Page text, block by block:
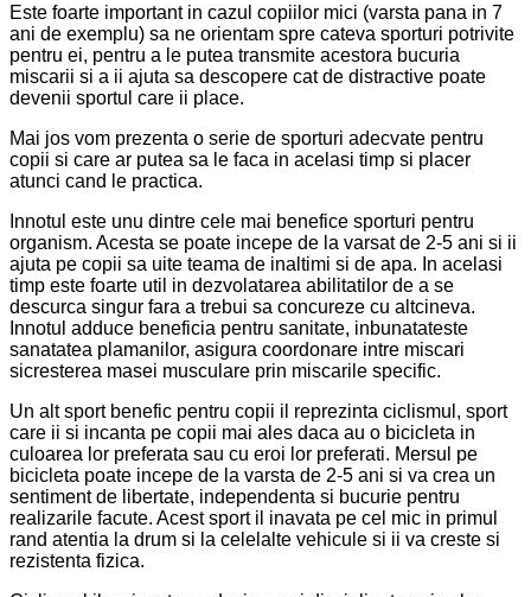
Este foarte important in cazul copiilor mici (varsta pana in 7
ani de exemplu) sa ne orientam spre cateva sporturi potrivite
pentru ei, pentru a le putea transmite acestora bucuria
miscarii si a ii ajuta sa descopere cat de distractive poate
devenii sportul care ii place.
Mai jos vom prezenta o serie de sporturi adecvate pentru
copii si care ar putea sa le faca in acelasi timp si placer
atunci cand le practica.
Innotul este unu dintre cele mai benefice sporturi pentru
organism. Acesta se poate incepe de la varsat de 2-5 ani si ii
ajuta pe copii sa uite teama de inaltimi si de apa. In acelasi
timp este foarte util in dezvolatarea abilitatilor de a se
descurca singur fara a trebui sa concureze cu altcineva.
Innotul adduce beneficia pentru sanitate, inbunatateste
sanatatea plamanilor, asigura coordonare intre miscari
sicresterea masei musculare prin miscarile specific.
Un alt sport benefic pentru copii il reprezinta ciclismul, sport
care ii si incanta pe copii mai ales daca au o bicicleta in
culoarea lor preferata sau cu eroi lor preferati. Mersul pe
bicicleta poate incepe de la varsta de 2-5 ani si va crea un
sentiment de libertate, independenta si bucurie pentru
realizarile facute. Acest sport il inavata pe cel mic in primul
rand atentia la drum si la celelalte vehicule si ii va creste si
rezistenta fizica.